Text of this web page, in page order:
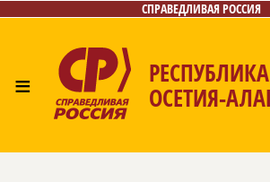
СПРАВЕДЛИВАЯ РОССИЯ
≡ ОСЕТИЯ-